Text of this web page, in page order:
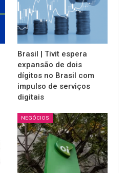
Brasil | Tivit espera
expansão de dois
dígitos no Brasil com
impulso de serviços
digitais
NEGÓCIOS